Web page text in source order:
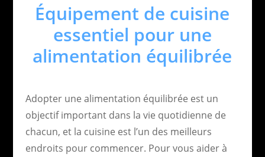
Équipement de cuisine
essentiel pour une
alimentation équilibrée
Adopter une alimentation équilibrée est un
objectif important dans la vie quotidienne de
chacun, et la cuisine est l’un des meilleurs
endroits pour commencer. Pour vous aider à